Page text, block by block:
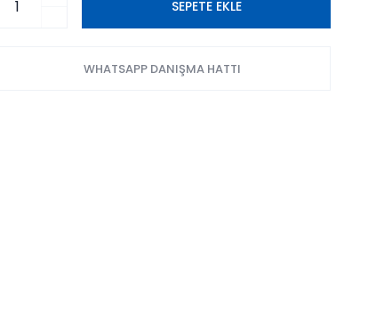
SEPETE EKLE
WHATSAPP DANIŞMA HATTI